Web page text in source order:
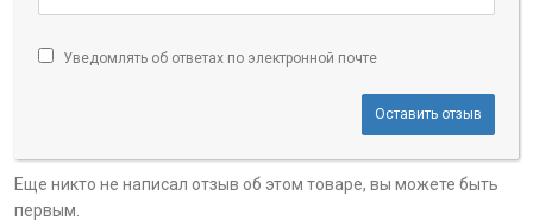
Уведомлять об ответах по электронной почте
Оставить отзыв
Еще никто не написал отзыв об этом товаре, вы можете быть
первым.